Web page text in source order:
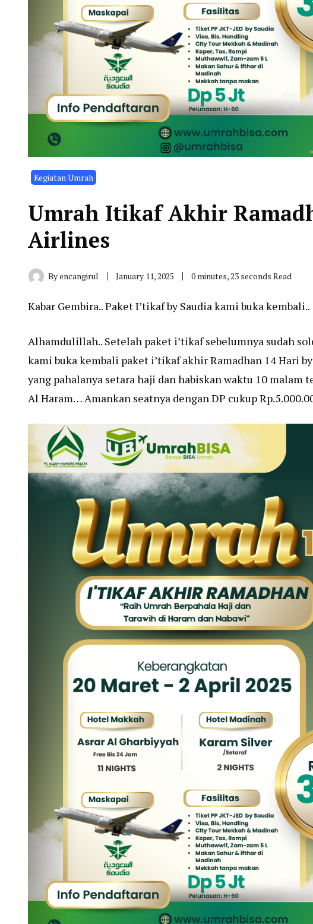
Kegiatan Umrah
Umrah Itikaf Akhir
Airlines
Byencangirul January 11, 2025 0 minutes, 23 seconds Read
Kabar Gembira.. Paket I’tikaf by Saudia kami buka kembali..
Alhamdulillah.. Setelah paket i’tikaf sebelumnya sudah
kami buka kembali paket i’tikaf akhir Ramadhan 14 Hari
yang pahalanya setara haji dan habiskan waktu 10
Al Haram… Amankan seatnya dengan DP cukup